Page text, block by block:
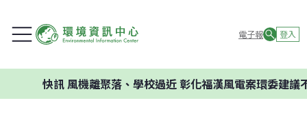
電子報 登入
快訊風機離聚落、學校過近 彰化福漢風電案環委建議不應